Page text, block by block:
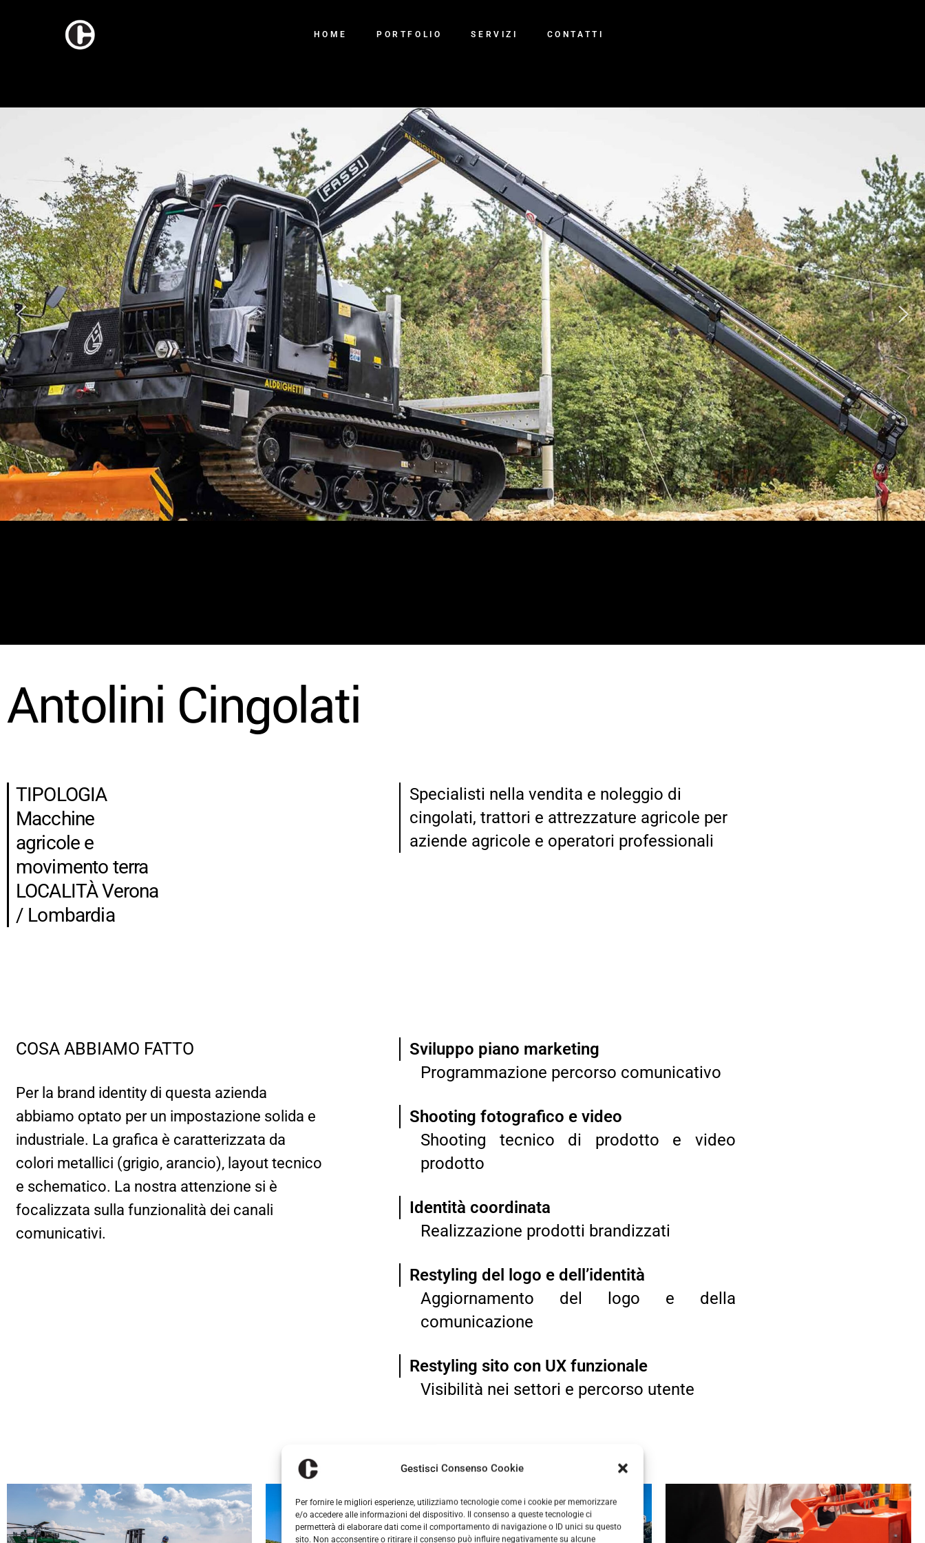
Gestisci Consenso Cookie
Per fornire le migliori esperienze, utilizziamo tecnologie come i cookie per memorizzare
e/o accedere alle informazioni del dispositivo. Il consenso a queste tecnologie ci
permetterà di elaborare dati come il comportamento di navigazione o ID unici su questo
sito. Non acconsentire o ritirare il consenso può influire negativamente su alcune
HOME PORTFOLIO
VIDEO
DESIGN
SERVIZI CONTATTI
SHOOTING
Antolini Cingolati
TIPOLOGIA
Macchine
agricole e
movimento terra
LOCALITÀ Verona
/ Lombardia
Specialisti nella vendita e noleggio di
cingolati, trattori e attrezzature agricole per
aziende agricole e operatori professionali
COSA ABBIAMO FATTO
Per la brand identity di questa azienda
abbiamo optato per un impostazione solida e
industriale. La grafica è caratterizzata da
colori metallici (grigio, arancio), layout tecnico
e schematico. La nostra attenzione si è
focalizzata sulla funzionalità dei canali
comunicativi.
Sviluppo piano marketing
Programmazione percorso comunicativo
Shooting fotografico e video
Shooting tecnico di prodotto e video
prodotto
Identità coordinata
Realizzazione prodotti brandizzati
Restyling del logo e dell’identità
Aggiornamento del logo e della
comunicazione
Restyling sito con UX funzionale
Visibilità nei settori e percorso utente